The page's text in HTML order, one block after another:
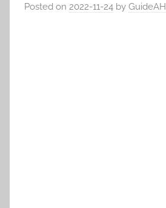
Posted on 2022-11-24 by GuideAH